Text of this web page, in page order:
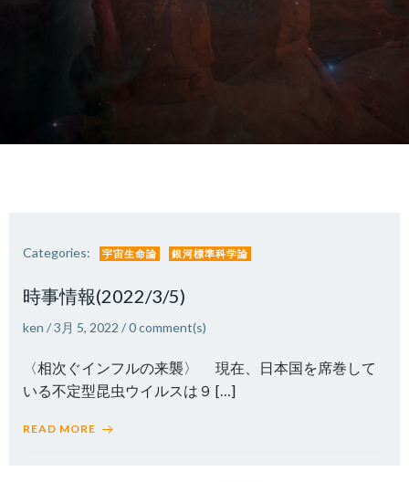
Categories: 宇宙生命論 銀河標準科学論
時事情報(2022/3/5)
ken /3月 5, 2022 /0comment(s)
〈相次ぐインフルの来襲〉 現在、日本国を席巻して
いる不定型昆虫ウイルスは９ […]
READ MORE